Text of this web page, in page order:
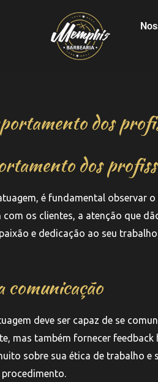
dos
dos
é fundamental observar
os clientes, a atenção que
e dedicação ao seu
deve ser capaz de se
mas também fornecer
sobre sua ética de trabalho